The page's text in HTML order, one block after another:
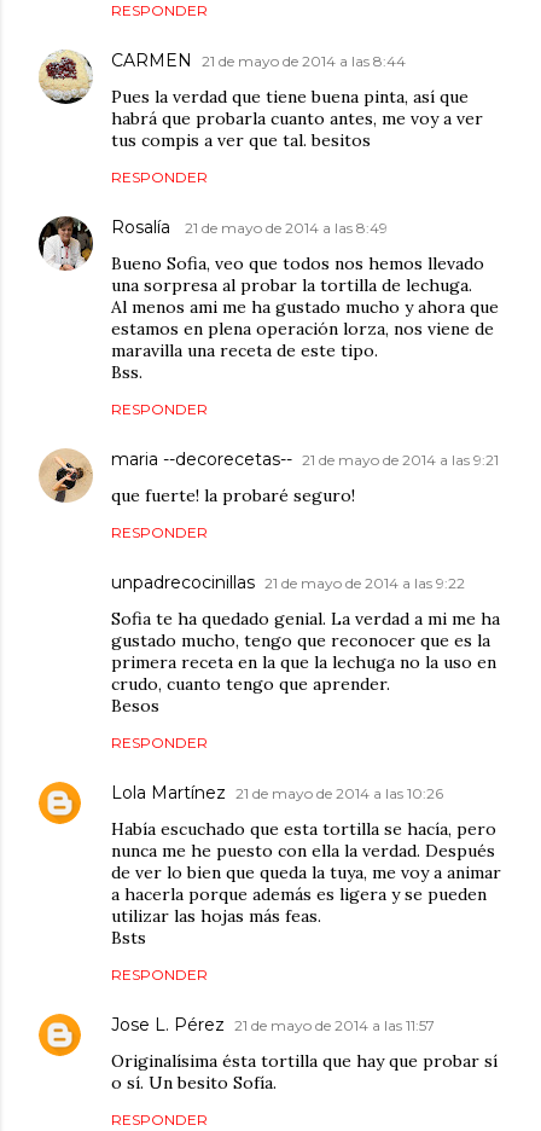
RESPONDER
CARMEN 21 de mayo de 2014 a las 8:44
Pues la verdad que tiene buena pinta, así que
habrá que probarla cuanto antes, me voy a ver
tus compis a ver que tal. besitos
RESPONDER
Rosalía 21 de mayo de 2014 a las 8:49
Bueno Sofia, veo que todos nos hemos llevado
una sorpresa al probar la tortilla de lechuga.
Al menos ami me ha gustado mucho y ahora que
estamos en plena operación lorza, nos viene de
maravilla una receta de este tipo.
Bss.
RESPONDER
maria --decorecetas-- 21 de mayo de 2014 a las 9:21
que fuerte! la probaré seguro!
RESPONDER
unpadrecocinillas 21 de mayo de 2014 a las 9:22
Sofia te ha quedado genial. La verdad a mi me ha
gustado mucho, tengo que reconocer que es la
primera receta en la que la lechuga no la uso en
crudo, cuanto tengo que aprender.
Besos
RESPONDER
Lola Martínez 21 de mayo de 2014 a las 10:26
Había escuchado que esta tortilla se hacía, pero
nunca me he puesto con ella la verdad. Después
de ver lo bien que queda la tuya, me voy a animar
a hacerla porque además es ligera y se pueden
utilizar las hojas más feas.
Bsts
RESPONDER
Jose L. Pérez 21 de mayo de 2014 a las 11:57
Originalísima ésta tortilla que hay que probar sí
o sí. Un besito Sofía.
RESPONDER